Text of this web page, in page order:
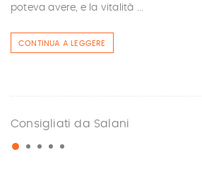
poteva avere, e la vitalità ...
CONTINUA A LEGGERE
Consigliati da Salani